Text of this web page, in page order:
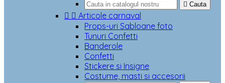
 Cauta
  Articole carnaval
Props-uri Sabloane foto
Tunuri Confetti
Banderole
Confetti
Stickere si Insigne
Costume, masti si accesorii